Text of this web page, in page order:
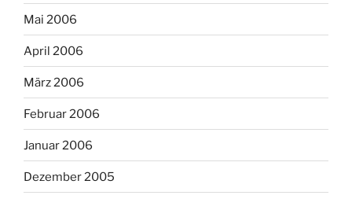
Mai 2006
April 2006
März 2006
Februar 2006
Januar 2006
Dezember 2005